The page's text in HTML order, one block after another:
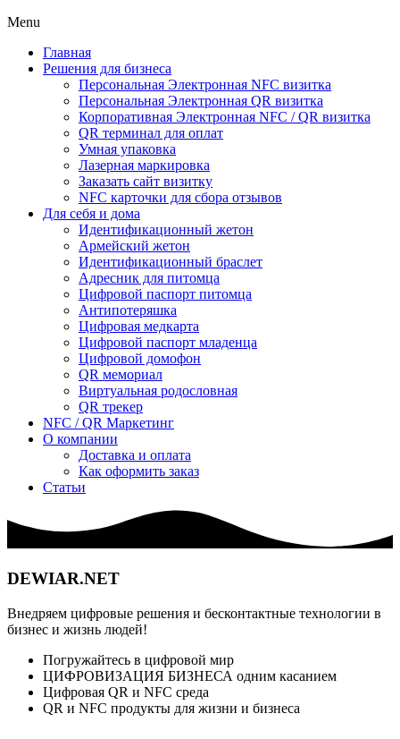
Menu
Главная
Решения для бизнеса
Персональная Электронная NFC визитка
Персональная Электронная QR визитка
Корпоративная Электронная NFC / QR визитка
QR терминал для оплат
Умная упаковка
Лазерная маркировка
Заказать сайт визитку
NFC карточки для сбора отзывов
Для себя и дома
Идентификационный жетон
Армейский жетон
Идентификационный браслет
Адресник для питомца
Цифровой паспорт питомца
Антипотеряшка
Цифровая медкарта
Цифровой паспорт младенца
Цифровой домофон
QR мемориал
Виртуальная родословная
QR трекер
NFC / QR Маркетинг
О компании
Доставка и оплата
Как оформить заказ
Статьи
DEWIAR.NET
Внедряем цифровые решения и бесконтактные технологии в
бизнес и жизнь людей!
Погружайтесь в цифровой мир
ЦИФРОВИЗАЦИЯ БИЗНЕСА одним касанием
Цифровая QR и NFC среда
QR и NFC продукты для жизни и бизнеса